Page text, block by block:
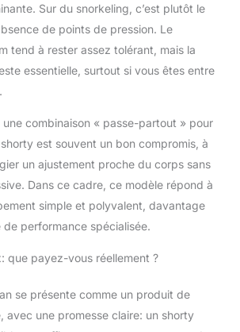
Sur du snorkeling, c’est plutôt le
de points de pression. Le
tend à rester assez tolérant, mais la
essentielle, surtout si vous êtes entre
combinaison « passe-partout » pour
est souvent un bon compromis, à
un ajustement proche du corps sans
Dans ce cadre, ce modèle répond à
simple et polyvalent, davantage
de performance spécialisée.
que payez-vous réellement ?
se présente comme un produit de
avec une promesse claire: un shorty